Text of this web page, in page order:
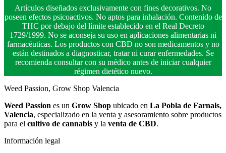
Artículos diseñados exclusivamente con fines decorativos. No
poseen efectos psicoactivos. No aptos para inhalación. Contenido de
THC por debajo del límite establecido en el Real Decreto
1729/1999. No se aconseja su uso en aplicaciones alimentarias ni
farmacéuticas. Los productos con CBD no son medicamentos y no
están destinados a diagnosticar, tratar ni curar enfermedades. Se
recomienda consultar con su médico antes de iniciar cualquier
régimen dietético nuevo.
Weed Passion, Grow Shop Valencia
Weed Passion es un Grow Shop ubicado en La Pobla de Farnals,
Valencia, especializado en la venta y asesoramiento sobre productos
para el cultivo de cannabis y la venta de CBD.
Información legal